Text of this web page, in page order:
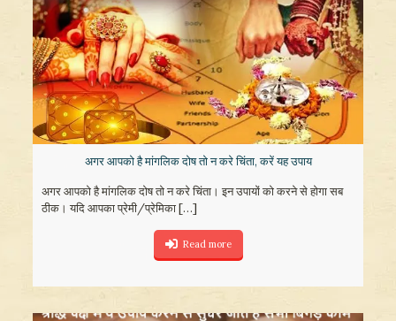
अगर आपको है मांगलिक दोष तो न करे चिंता, करें यह उपाय
अगर आपको है मांगलिक दोष तो न करे चिंता। इन उपायों को करने से होगा सब
ठीक। यदि आपका प्रेमी/प्रेमिका[…]
Read more